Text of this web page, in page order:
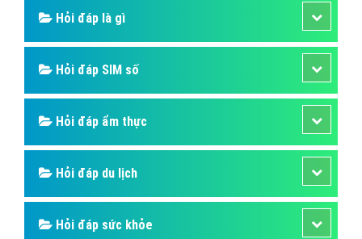
Hỏi đáp là gì
Hỏi đáp SIM số
Hỏi đáp ẩm thực
Hỏi đáp du lịch
Hỏi đáp sức khỏe